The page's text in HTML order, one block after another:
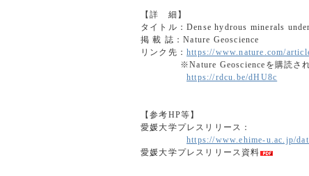
【詳 細】
タイトル：Dense hydrous minerals
掲 載 誌：Nature Geoscience
リンク先： https://www.nature.com/
※Nature Geoscienceを購読されて
https://rdcu.be/dHU8c
【参考HP等】
愛媛大学プレスリリース：
https://www.ehime-u.ac.jp/
愛媛大学プレスリリース資料